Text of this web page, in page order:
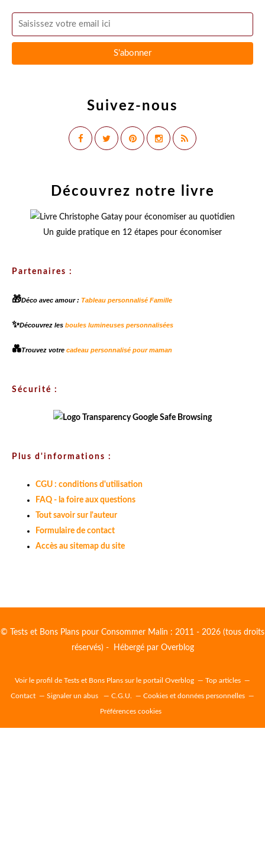
Suivez-nous
Découvrez notre livre
Un guide pratique en 12 étapes pour économiser
Partenaires :
🎁Déco avec amour : Tableau personnalisé Famille
✨Découvrez les boules lumineuses personnalisées
💑Trouvez votre cadeau personnalisé pour maman
Sécurité :
Plus d'informations :
CGU : conditions d'utilisation
FAQ - la foire aux questions
Tout savoir sur l'auteur
Formulaire de contact
Accès au sitemap du site
© Tests et Bons Plans pour Consommer Malin : 2011 - 2026 (tous droits
réservés) - Hébergé par Overblog
Voir le profil de Tests et Bons Plans sur le portail Overblog Top articles
Contact Signaler un abus C.G.U. Cookies et données personnelles
Préférences cookies